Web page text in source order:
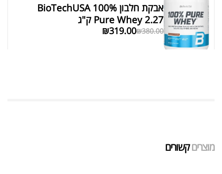
אבקת חלבון BioTechUSA 100%
Pure Whey 2.27 ק"ג
₪380.00
₪319.00
מוצריםקשורים